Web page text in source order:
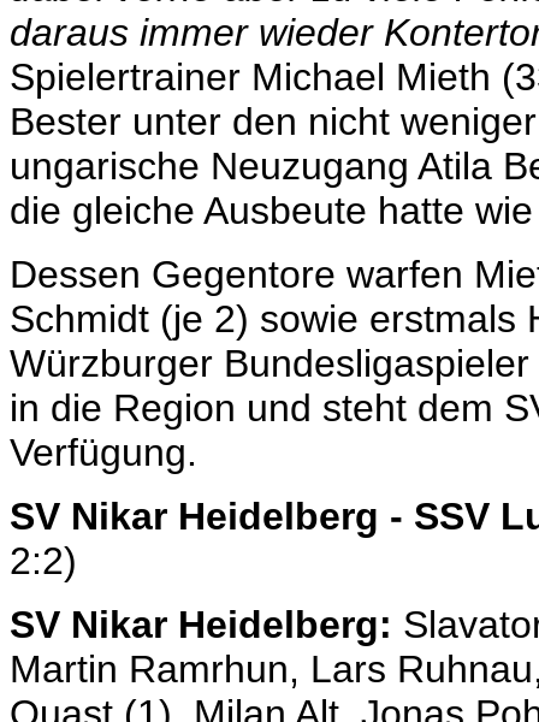
daraus immer wieder
Spielertrainer Michael Mieth
Bester unter den nicht
ungarische Neuzugang Atila
die gleiche Ausbeute hatte
Dessen Gegentore warfen
Schmidt (je 2) sowie erstmals
Würzburger
in die Region und steht dem
Verfügung.
SV Nikar Heidelberg - SSV
2:2)
SV Nikar Heidelberg:
Martin Ramrhun, Lars